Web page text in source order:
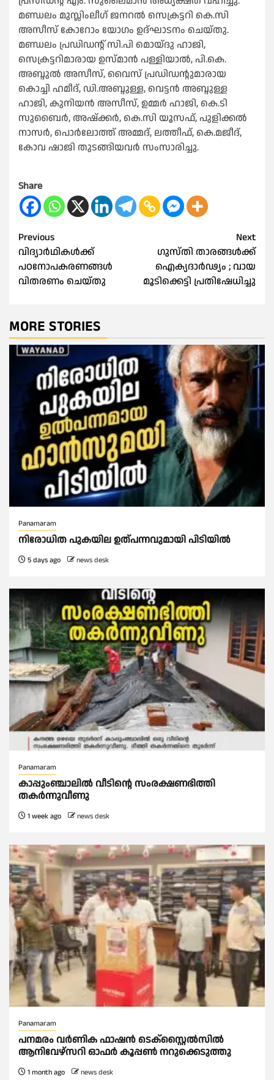
മണ്ഡലം മുസ്ലിംലീഗ് ജനറൽ സെക്രട്ടറി കെ.സി
അസീസ് കോറോം യോഗം ഉദ്ഘാടനം ചെയ്തു.
മണ്ഡലം പ്രഡിഡന്റ് സി.പി മൊയ്‌ദു ഹാജി,
സെക്രട്ടറിമാരായ ഉസ്മാൻ പള്ളിയാൽ, പി.കെ.
അബ്ദുൽ അസീസ്, വൈസ് പ്രഡിഡന്റുമാരായ
കൊച്ചി ഹമീദ്, ഡി.അബ്ദുള്ള, വെട്ടൻ അബ്ദുള്ള
ഹാജി, കുനിയൻ അസീസ്, ഉമ്മർ ഹാജി, കെ.ടി
സുബൈർ, അഷ്‌ക്കർ, കെ.സി യൂസഫ്, പുളിക്കൽ
നാസർ, പൊർലോത്ത് അമ്മദ്, ലത്തീഫ്, കെ.മജീദ്,
കോവ ഷാജി തുടങ്ങിയവർ സംസാരിച്ചു.
Share
Post
navigation
Previous
വിദ്യാർഥികൾക്ക്
പഠനോപകരണങ്ങൾ
വിതരണം ചെയ്തു
Next
ഗുസ്തി താരങ്ങൾക്ക്
ഐക്യദാർഢ്യം ; വായ
മൂടിക്കെട്ടി പ്രതിഷേധിച്ചു
MORE STORIES
Panamaram
നിരോധിത പുകയില ഉത്പന്നവുമായി പിടിയിൽ
5 days ago news desk
Panamaram
കാപ്പുംഞ്ചാലിൽ വീടിൻ്റെ സംരക്ഷണഭിത്തി
തകർന്നുവീണു
1 week ago news desk
Panamaram
പനമരം വർണിക ഫാഷൻ ടെക്സ്റ്റൈൽസിൽ
ആനിവേഴ്‌സറി ഓഫർ കൂപ്പൺ നറുക്കെടുത്തു
1 month ago news desk